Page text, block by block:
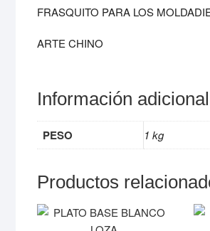
FRASQUITO PARA LOS
ARTE CHINO
Información adicional
PESO 1 kg
Productos